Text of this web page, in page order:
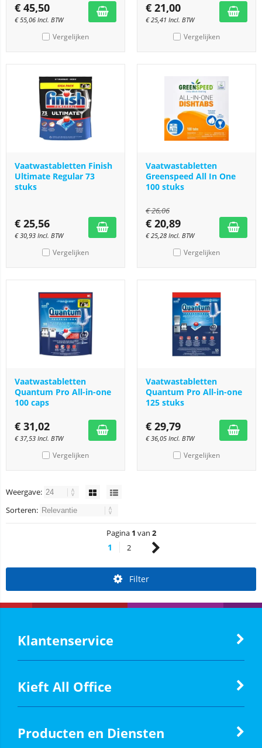
€ 45,50
€55,06 Incl. BTW
Vergelijken
€ 21,00
€25,41 Incl. BTW
Vergelijken
Vaatwastabletten Finish
Ultimate Regular 73
stuks
€ 25,56
€30,93 Incl. BTW
Vergelijken
Vaatwastabletten
Greenspeed All In One
100 stuks
€26,06
€ 20,89
€25,28 Incl. BTW
Vergelijken
Vaatwastabletten
Quantum Pro All-in-one
100 caps
€ 31,02
€37,53 Incl. BTW
Vergelijken
Vaatwastabletten
Quantum Pro All-in-one
125 stuks
€ 29,79
€36,05 Incl. BTW
Vergelijken
Weergave:
Sorteren:
Pagina 1 van 2
1 2
Filter
Klantenservice
Kieft All Office
Producten en Diensten